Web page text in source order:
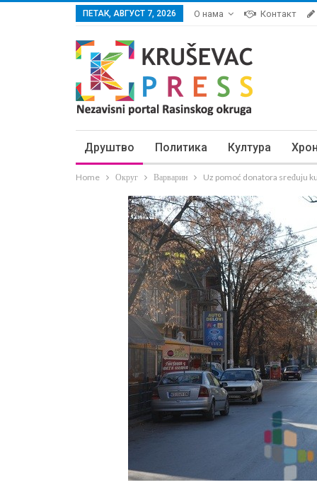
ПЕТАК, АВГУСТ 7, 2026 О нама Контакт
Друштво Политика Култура
Home Округ Варварин Uz pomoć donatora sređuju